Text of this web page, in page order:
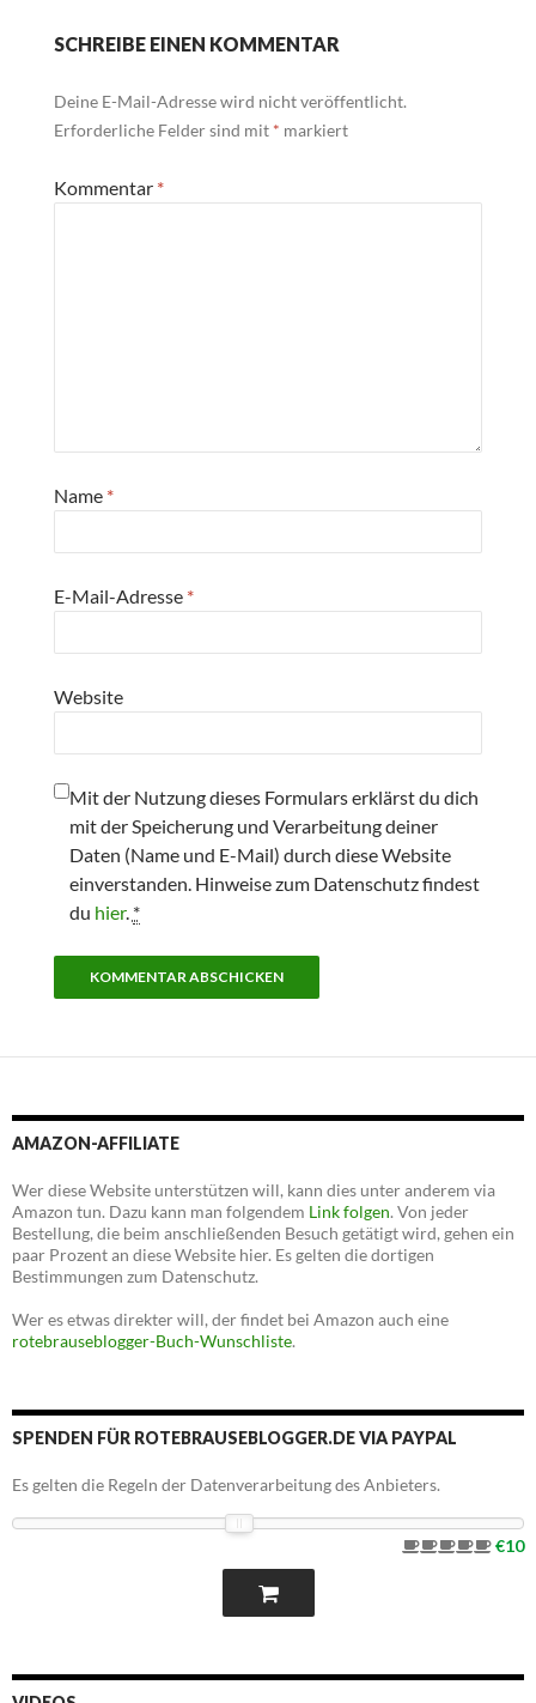
SCHREIBE EINEN KOMMENTAR
Deine E-Mail-Adresse wird nicht veröffentlicht.
Erforderliche Felder sind mit * markiert
Kommentar *
Name *
E-Mail-Adresse *
Website
Mit der Nutzung dieses Formulars erklärst du dich
mit der Speicherung und Verarbeitung deiner
Daten (Name und E-Mail) durch diese Website
einverstanden. Hinweise zum Datenschutz findest
du hier. *
AMAZON-AFFILIATE
Wer diese Website unterstützen will, kann dies unter anderem via
Amazon tun. Dazu kann man folgendem Link folgen. Von jeder
Bestellung, die beim anschließenden Besuch getätigt wird, gehen ein
paar Prozent an diese Website hier. Es gelten die dortigen
Bestimmungen zum Datenschutz.
Wer es etwas direkter will, der findet bei Amazon auch eine
rotebrauseblogger-Buch-Wunschliste.
SPENDEN FÜR ROTEBRAUSEBLOGGER.DE VIA PAYPAL
Es gelten die Regeln der Datenverarbeitung des Anbieters.
€10